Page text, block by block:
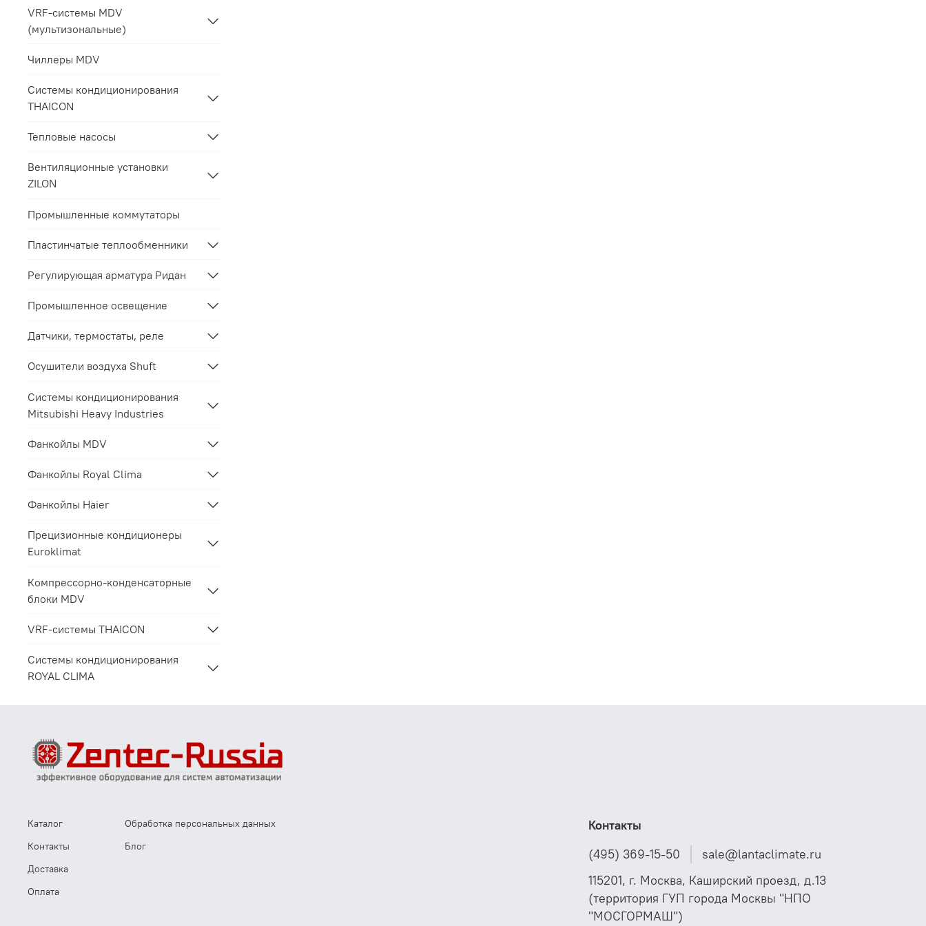
VRF-системы MDV
(мультизональные)
Чиллеры MDV
Системы кондиционирования
THAICON
Тепловые насосы
Вентиляционные установки
ZILON
Промышленные коммутаторы
Пластинчатые теплообменники
Регулирующая арматура Ридан
Промышленное освещение
Датчики, термостаты, реле
Осушители воздуха Shuft
Системы кондиционирования
Mitsubishi Heavy Industries
Фанкойлы MDV
Фанкойлы Royal Clima
Фанкойлы Haier
Прецизионные кондиционеры
Euroklimat
Компрессорно-конденсаторные
блоки MDV
VRF-системы THAICON
Системы кондиционирования
ROYAL CLIMA
Каталог
Контакты
Доставка
Оплата
Обработка персональных данных
Блог
Контакты
(495) 369-15-50
sale@lantaclimate.ru
115201, г. Москва, Каширский проезд, д.13
(территория ГУП города Москвы "НПО
"МОСГОРМАШ")